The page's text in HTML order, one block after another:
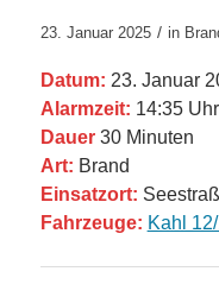
23. Januar 2025 / in
Datum: 23. Januar
Alarmzeit: 14:35 Uhr
Dauer30 Minuten
Art: Brand
Einsatzort:
Fahrzeuge: Kahl